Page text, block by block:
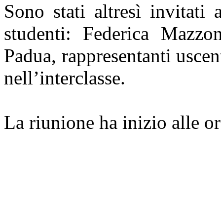
Sono stati altresì invitati
studenti: Federica
Padua, rappresentanti
nell’interclasse.
La riunione ha inizio alle